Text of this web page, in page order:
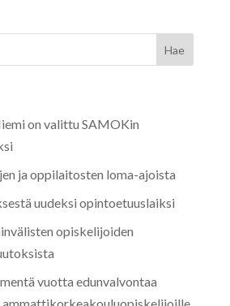
on valittu SAMOKin
ja oppilaitosten loma-ajoista
uudeksi opintoetuuslaiksi
opiskelijoiden
vuotta edunvalvontaa